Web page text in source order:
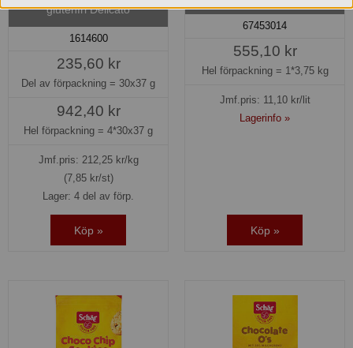
glutenfri Delicato
1614600
235,60 kr
Del av förpackning = 30x37 g
942,40 kr
Hel förpackning = 4*30x37 g
Jmf.pris: 212,25kr/kg
(7,85 kr/st)
Lager: 4 del av förp.
Köp »
67453014
555,10 kr
Hel förpackning = 1*3,75 kg
Jmf.pris: 11,10kr/lit
Lagerinfo »
Köp »